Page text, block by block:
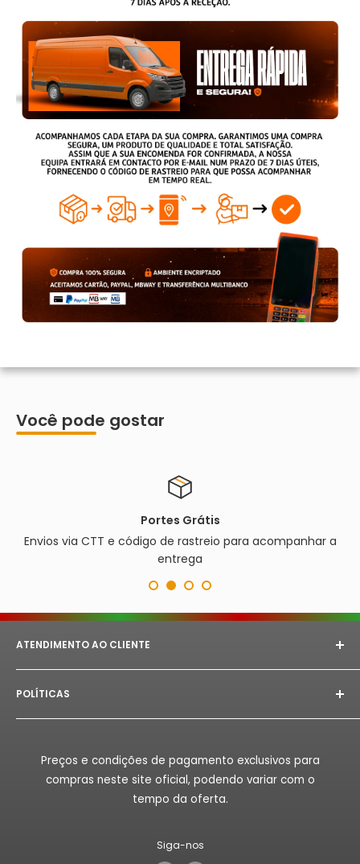
Você pode gostar
Portes Grátis
Envios via CTT e código de rastreio para acompanhar a
entrega
ATENDIMENTO AO CLIENTE
E-mail:astorept@outlook.com
Whatsapp:
Horário de Atendimento:Segunda à Sex das 08h as
POLÍTICAS
Aviso Legal
Politica de Reembolso
Preços e condições de pagamento exclusivos para
compras neste site oficial, podendo variar com o
tempo da oferta.
Siga-nos